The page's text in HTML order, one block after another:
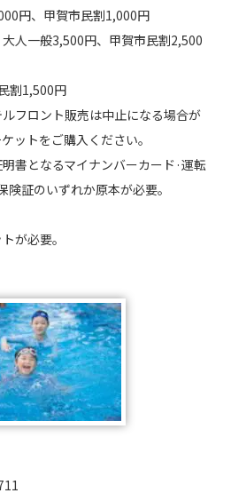
円、甲賀市民割1,000円
人一般3,500円、甲賀市民割2,500
割1,500円
フロント販売は中止になる場合が
ットをご購入ください。
書となるマイナンバーカード·運転
証のいずれか原本が必要。
が必要。